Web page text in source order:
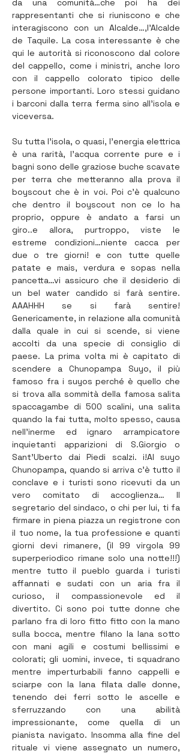
da una comunità…che poi ha dei
rappresentanti che si riuniscono e che
interagiscono con un Alcalde…,l’Alcalde
de Taquile. La cosa interessante è che
qui le autorità si riconoscono dal colore
del cappello, come i ministri, anche loro
con il cappello colorato tipico delle
persone importanti. Loro stessi guidano
i barconi dalla terra ferma sino all'isola e
viceversa.
Su tutta l'isola, o quasi, l'energia elettrica
è una rarità, l'acqua corrente pure e i
bagni sono delle graziose buche scavate
per terra che metteranno alla prova il
boyscout che è in voi. Poi c’è qualcuno
che dentro il boyscout non ce lo ha
proprio, oppure è andato a farsi un
giro..e allora, purtroppo, viste le
estreme condizioni…niente cacca per
due o tre giorni! e con tutte quelle
patate e mais, verdura e sopas nella
pancetta…vi assicuro che il desiderio di
un bel water candido si farà sentire.
AAAHHH se si farà sentire!
Genericamente, in relazione alla comunità
dalla quale in cui si scende, si viene
accolti da una specie di consiglio di
paese. La prima volta mi è capitato di
scendere a Chunopampa Suyo, il più
famoso fra i suyos perché è quello che
si trova alla sommità della famosa salita
spaccagambe di 500 scalini, una salita
quando la fai tutta, molto spesso, causa
nell’inerme ed ignaro arrampicatore
inquietanti apparizioni di S.Giorgio o
Sant’Uberto dai Piedi scalzi. i!Al suyo
Chunopampa, quando si arriva c’è tutto il
conclave e i turisti sono ricevuti da un
vero comitato di accoglienza… Il
segretario del sindaco, o chi per lui, ti fa
firmare in piena piazza un registrone con
il tuo nome, la tua professione e quanti
giorni devi rimanere, (il 99 virgola 99
superperiodico rimane solo una notte!!!)
mentre tutto il pueblo guarda i turisti
affannati e sudati con un aria fra il
curioso, il compassionevole ed il
divertito. Ci sono poi tutte donne che
parlano fra di loro fitto fitto con la mano
sulla bocca, mentre filano la lana sotto
con mani agili e costumi bellissimi e
colorati; gli uomini, invece, ti squadrano
mentre imperturbabili fanno cappelli e
sciarpe con la lana filata dalle donne,
tenendo dei ferri sotto le ascelle e
sferruzzando con una abilità
impressionante, come quella di un
pianista navigato. Insomma alla fine del
rituale vi viene assegnato un numero,